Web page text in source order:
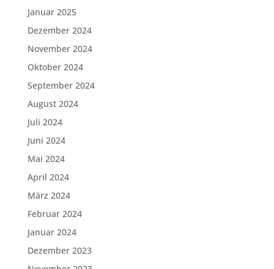
Januar 2025
Dezember 2024
November 2024
Oktober 2024
September 2024
August 2024
Juli 2024
Juni 2024
Mai 2024
April 2024
März 2024
Februar 2024
Januar 2024
Dezember 2023